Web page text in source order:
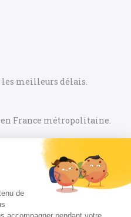
les meilleurs délais.
en France métropolitaine.
2 ans.